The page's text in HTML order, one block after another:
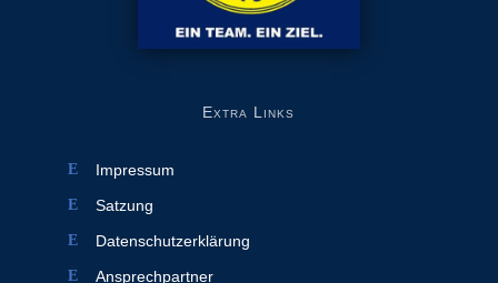
Extra Links
Impressum
Satzung
Datenschutzerklärung
Ansprechpartner